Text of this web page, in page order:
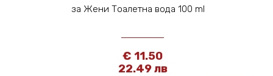
за Жени Тоалетна вода 100 ml
€ 11.50
22.49 лв